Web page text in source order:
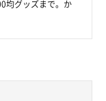
均グッズまで。か